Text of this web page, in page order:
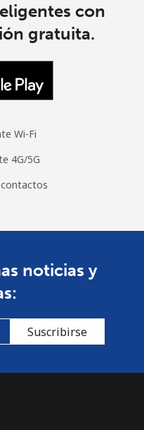
con
gratuita.
Wi-Fi
4G/5G
noticias y
Suscribirse